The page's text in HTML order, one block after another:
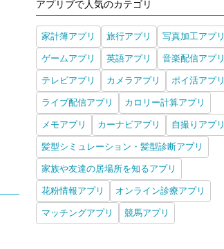
アプリブで人気のカテゴリ
家計簿アプリ 旅行アプリ 写真加工アプリ
ゲームアプリ 英語アプリ 音楽配信アプリ
テレビアプリ カメラアプリ ポイ活アプリ
ライブ配信アプリ カロリー計算アプリ
メモアプリ カーナビアプリ 自撮りアプリ
髪型シミュレーション・髪型診断アプリ
家族や友達の居場所を知るアプリ
花粉情報アプリ オンライン診療アプリ
マッチングアプリ 競馬アプリ